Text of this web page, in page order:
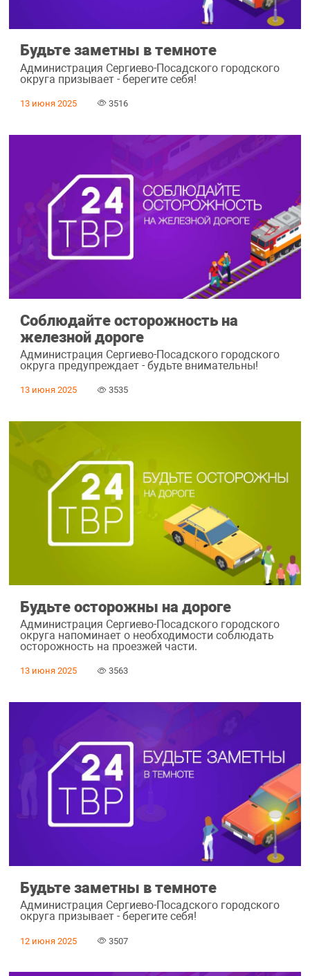
Будьте заметны в темноте
Администрация Сергиево-Посадского городского
округа призывает - берегите себя!
13 июня 2025 3516
Соблюдайте осторожность на
железной дороге
Администрация Сергиево-Посадского городского
округа предупреждает - будьте внимательны!
13 июня 2025 3535
Будьте осторожны на дороге
Администрация Сергиево-Посадского городского
округа напоминает о необходимости соблюдать
осторожность на проезжей части.
13 июня 2025 3563
Будьте заметны в темноте
Администрация Сергиево-Посадского городского
округа призывает - берегите себя!
12 июня 2025 3507